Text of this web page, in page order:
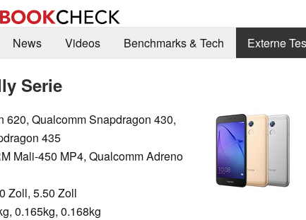
News Videos Benchmarks & Tech Externe
Serie
620, Qualcomm Snapdragon 430,
435
Mali-450 MP4, Qualcomm Adreno
Zoll, 5.50 Zoll
0.165kg, 0.168kg